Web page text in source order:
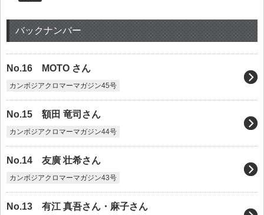
バックナンバー
No.16 MOTO さん
カンボジアクロマーマガジン45号
No.15 額田 竜司さん
カンボジアクロマーマガジン44号
No.14 友廣 壮希さん
カンボジアクロマーマガジン43号
No.13 有江 真吾さん・麻子さん